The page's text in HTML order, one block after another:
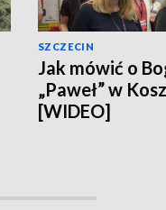
SZCZECIN
Jak mówić o
„Paweł” w
[WIDEO]